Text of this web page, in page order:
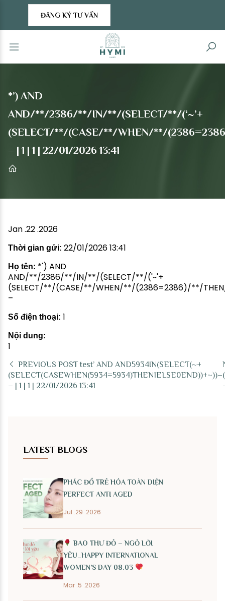
ĐĂNG KÝ TƯ VẤN
*’) AND
AND/**/2386/**/IN/**/(SELECT/**/(‘~’+
(SELECT/**/(CASE/**/WHEN/**/
– | 1 | 1 | 22/01/2026 13:41
Jan .22 .2026
Thời gian gửi: 22/01/2026 13:41
Họ tên: *') AND
AND/**/2386/**/IN/**/(SELECT/**/('~'+
(SELECT/**/(CASE/**/WHEN/**/(2386=2386)/**/
–
Số điện thoại: 1
Nội dung:
1
PREVIOUS POST test’ AND AND5934IN(SELECT(~+
(SELECT(CASEWHEN(5934=5934)THEN1ELSE0END))+~))–
– | 1 | 1 | 22/01/2026 13:41
LATEST BLOGS
PHÁC ĐỒ TRẺ HÓA TOÀN DIỆN
PERFECT ANTI AGED
Jul .29 .2026
BAO THƯ ĐỎ – NGỎ LỜI
YÊU_HAPPY INTERNATIONAL
WOMEN’S DAY 08.03
Mar .5 .2026